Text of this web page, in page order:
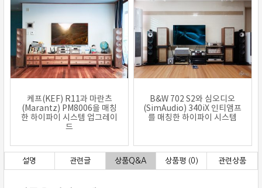
케프(KEF) R11과 마란츠
(Marantz) PM8006을 매칭
한 하이파이 시스템 업그레이
드
B&W 702 S2와 심오디오
(SimAudio) 340iX 인티앰프
를 매칭한 하이파이 시스템
설명 관련글 상품Q&A 상품평 (0) 관련상품